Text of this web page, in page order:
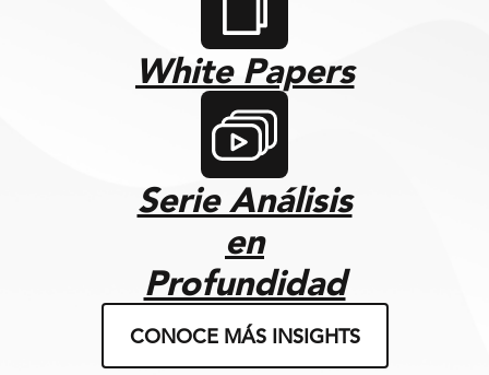
White Papers
Serie Análisis
en
Profundidad
CONOCE MÁS INSIGHTS